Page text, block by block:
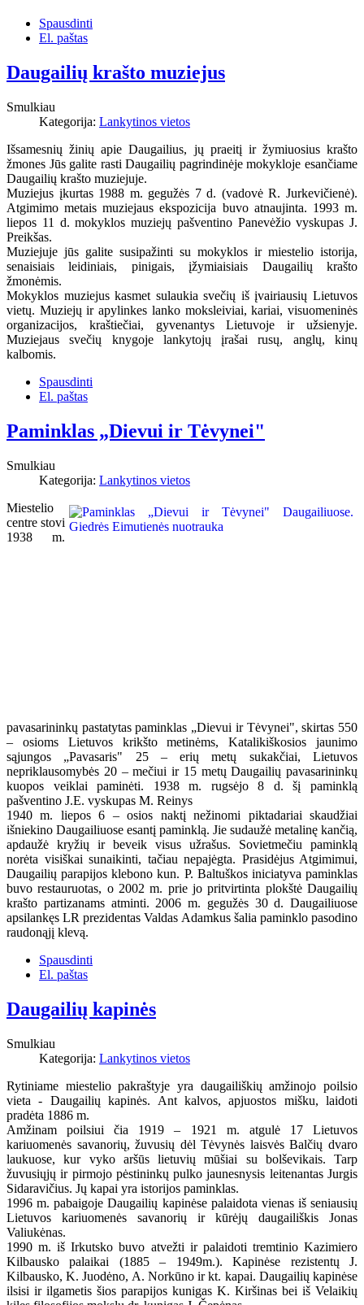
Spausdinti
El. paštas
Daugailių krašto muziejus
Smulkiau
Kategorija: Lankytinos vietos
Išsamesnių žinių apie Daugailius, jų praeitį ir žymiuosius krašto
žmones Jūs galite rasti Daugailių pagrindinėje mokykloje esančiame
Daugailių krašto muziejuje.
Muziejus įkurtas 1988 m. gegužės 7 d. (vadovė R. Jurkevičienė).
Atgimimo metais muziejaus ekspozicija buvo atnaujinta. 1993 m.
liepos 11 d. mokyklos muziejų pašventino Panevėžio vyskupas J.
Preikšas.
Muziejuje jūs galite susipažinti su mokyklos ir miestelio istorija,
senaisiais leidiniais, pinigais, įžymiaisiais Daugailių krašto
žmonėmis.
Mokyklos muziejus kasmet sulaukia svečių iš įvairiausių Lietuvos
vietų. Muziejų ir apylinkes lanko moksleiviai, kariai, visuomeninės
organizacijos, kraštiečiai, gyvenantys Lietuvoje ir užsienyje.
Muziejaus svečių knygoje lankytojų įrašai rusų, anglų, kinų
kalbomis.
Spausdinti
El. paštas
Paminklas „Dievui ir Tėvynei"
Smulkiau
Kategorija: Lankytinos vietos
Miestelio
centre stovi
1938 m.
pavasarininkų pastatytas paminklas „Dievui ir Tėvynei", skirtas 550
– osioms Lietuvos krikšto metinėms, Katalikiškosios jaunimo
sąjungos „Pavasaris" 25 – erių metų sukakčiai, Lietuvos
nepriklausomybės 20 – mečiui ir 15 metų Daugailių pavasarininkų
kuopos veiklai paminėti. 1938 m. rugsėjo 8 d. šį paminklą
pašventino J.E. vyskupas M. Reinys
1940 m. liepos 6 – osios naktį nežinomi piktadariai skaudžiai
išniekino Daugailiuose esantį paminklą. Jie sudaužė metalinę kančią,
apdaužė kryžių ir beveik visus užrašus. Sovietmečiu paminklą
norėta visiškai sunaikinti, tačiau nepajėgta. Prasidėjus Atgimimui,
Daugailių parapijos klebono kun. P. Baltuškos iniciatyva paminklas
buvo restauruotas, o 2002 m. prie jo pritvirtinta plokštė Daugailių
krašto partizanams atminti. 2006 m. gegužės 30 d. Daugailiuose
apsilankęs LR prezidentas Valdas Adamkus šalia paminklo pasodino
raudonąjį klevą.
Spausdinti
El. paštas
Daugailių kapinės
Smulkiau
Kategorija: Lankytinos vietos
Rytiniame miestelio pakraštyje yra daugailiškių amžinojo poilsio
vieta - Daugailių kapinės. Ant kalvos, apjuostos mišku, laidoti
pradėta 1886 m.
Amžinam poilsiui čia 1919 – 1921 m. atgulė 17 Lietuvos
kariuomenės savanorių, žuvusių dėl Tėvynės laisvės Balčių dvaro
laukuose, kur vyko aršūs lietuvių mūšiai su bolševikais. Tarp
žuvusiųjų ir pirmojo pėstininkų pulko jaunesnysis leitenantas Jurgis
Sidaravičius. Jų kapai yra istorijos paminklas.
1996 m. pabaigoje Daugailių kapinėse palaidota vienas iš seniausių
Lietuvos kariuomenės savanorių ir kūrėjų daugailiškis Jonas
Valiukėnas.
1990 m. iš Irkutsko buvo atvežti ir palaidoti tremtinio Kazimiero
Kilbausko palaikai (1885 – 1949m.). Kapinėse rezistentų J.
Kilbausko, K. Juodėno, A. Norkūno ir kt. kapai. Daugailių kapinėse
ilsisi ir ilgametis šios parapijos kunigas K. Kiršinas bei iš Velaikių